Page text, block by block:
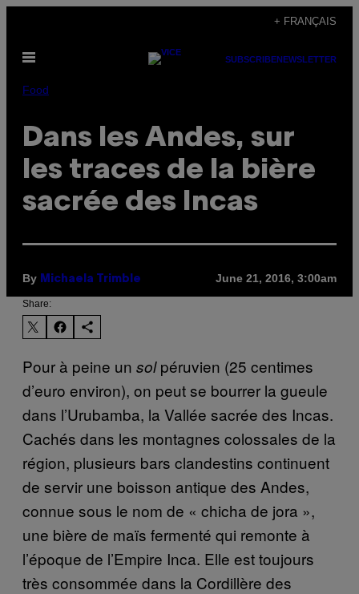
content
+ FRANÇAIS
Open
SUBSCRIBENEWSLETTER
Food
Dans les Andes, sur
les traces de la bière
sacrée des Incas
By Michaela Trimble June 21, 2016, 3:00am
Share:
Pour à peine un solpéruvien (25 centimes
d’euro environ), on peut se bourrer la gueule
dans l’Urubamba, la Vallée sacrée des Incas.
Cachés dans les montagnes colossales de la
région, plusieurs bars clandestins continuent
de servir une boisson antique des Andes,
connue sous le nom de « chicha de jora »,
une bière de maïs fermenté qui remonte à
l’époque de l’Empire Inca. Elle est toujours
très consommée dans la Cordillère des